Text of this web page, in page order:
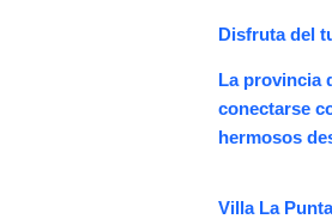
Disfruta del
La provincia
conectarse
hermosos
Villa La